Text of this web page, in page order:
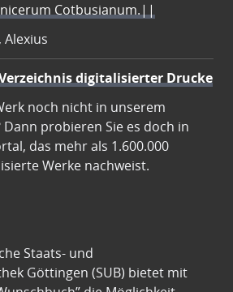
Cotbusianum.||
digitalisierter Drucke
noch nicht in unserem
probieren Sie es doch in
das mehr als 1.600.000
Werke nachweist.
Staats- und
Göttingen (SUB) bietet mit